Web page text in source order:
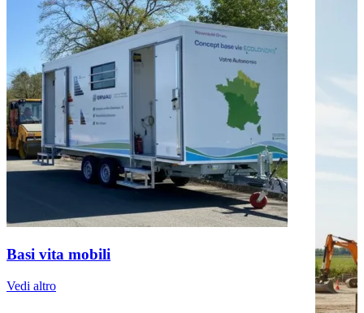
Basi vita mobili
Vedi altro